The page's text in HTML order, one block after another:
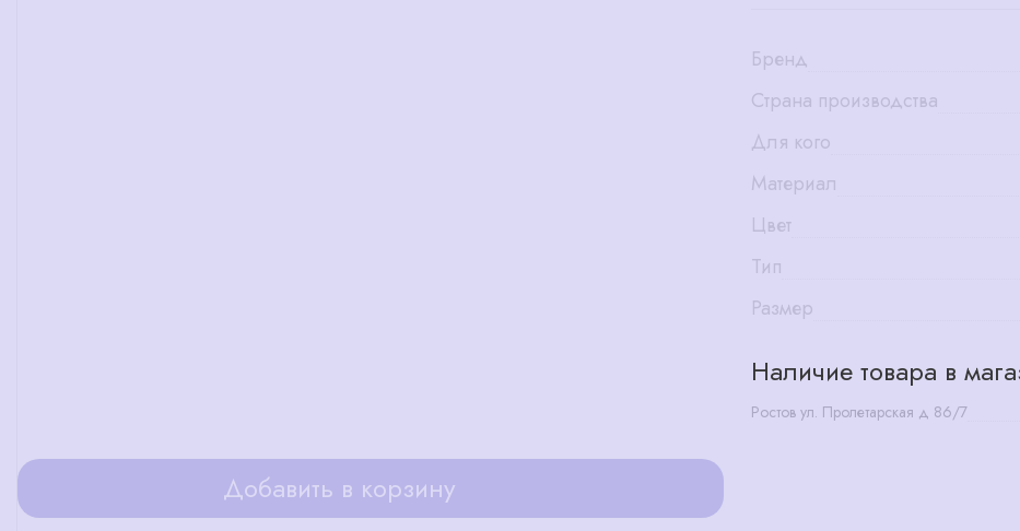
Бренд
Страна производства
Для кого
Материал
Цвет
Тип
Размер
Наличие товара в
Ростов ул. Пролетарская д 86/7
Добавить в корзину